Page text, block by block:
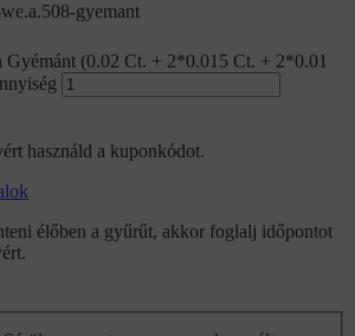
gyemant
Gyémánt (0.02 Ct. + 2*0.015 Ct. + 2*0.01
használd a kuponkódot.
élőben a gyűrűt, akkor foglalj időpontot